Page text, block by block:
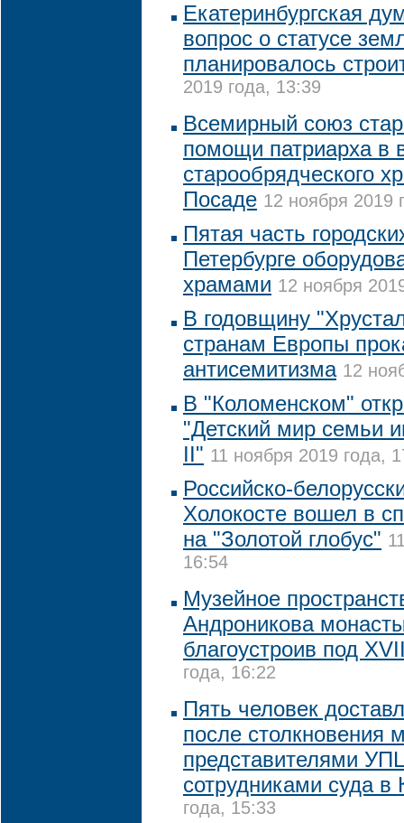
Екатеринбургская
вопрос о статусе
планировалось
2019 года, 13:39
Всемирный союз
помощи патриарха в
старообрядческого
Посаде 12 ноября 2019
Пятая часть
Петербурге
храмами 12 ноября
В годовщину
странам Европы
антисемитизма 12
В "Коломенском"
"Детский мир семьи
II" 11 ноября 2019 года,
Российско-
Холокосте вошел в
на "Золотой глобус"
16:54
Музейное
Андроникова
благоустроив под
года, 16:22
Пять человек
после столкновения
представителями
сотрудниками суда в
года, 15:33